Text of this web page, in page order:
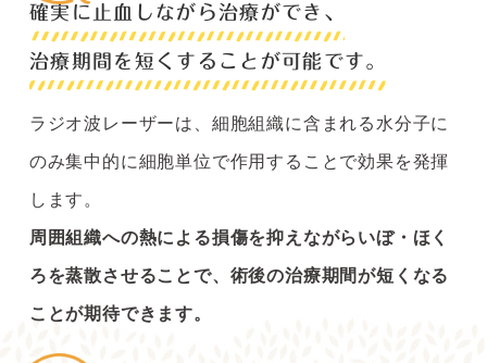
確実に止血しながら治療ができ、
治療期間を短くすることが可能です。
ラジオ波レーザーは、細胞組織に含まれる水分子に
のみ集中的に細胞単位で作用することで効果を発揮
します。
周囲組織への熱による損傷を抑えながらいぼ・ほく
ろを蒸散させることで、術後の治療期間が短くなる
ことが期待できます。